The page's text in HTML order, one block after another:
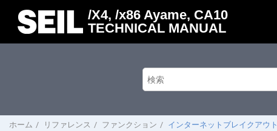
/X4, /x86 Ayame, CA10
TECHNICAL MANUAL
ホーム リファレンス ファンクション インターネットブレイクアウト